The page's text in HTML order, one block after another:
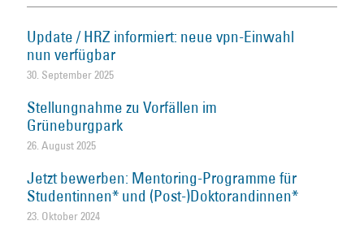
Update / HRZ informiert: neue vpn-Einwahl
nun verfügbar
30. September 2025
Stellungnahme zu Vorfällen im
Grüneburgpark
26. August 2025
Jetzt bewerben: Mentoring-Programme für
Studentinnen* und (Post-)Doktorandinnen*
23. Oktober 2024